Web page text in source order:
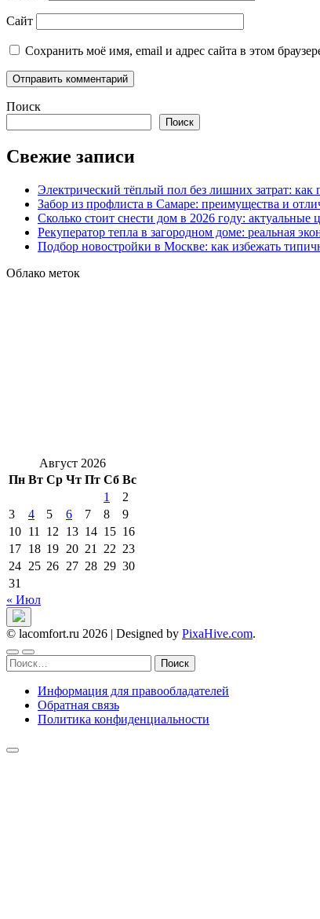
Сайт
Сохранить моё имя, email и адрес сайта в этом
Поиск
Поиск
Свежие записи
Электрический тёплый пол без лишних затрат:
Забор из профлиста в Самаре: преимущества и
Сколько стоит снести дом в 2026 году:
Рекуператор тепла в загородном доме: реальная
Подбор новостройки в Москве: как избежать
Облако меток
Август 2026
Пн Вт Ср Чт Пт Сб Вс
1
2
3
4 5 6 7 8
9
10 11 12 13 14 15 16
17 18 19 20 21 22 23
24 25 26 27 28 29 30
31
« Июл
© lacomfort.ru 2026 | Designed by PixaHive.com.
Найти:
Информация для правообладателей
Обратная связь
Политика конфиденциальности